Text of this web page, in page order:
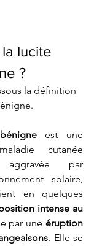
lucite
?
la définition
cutanée
par
solaire,
en quelques
intense au
par une éruption
. Elle se